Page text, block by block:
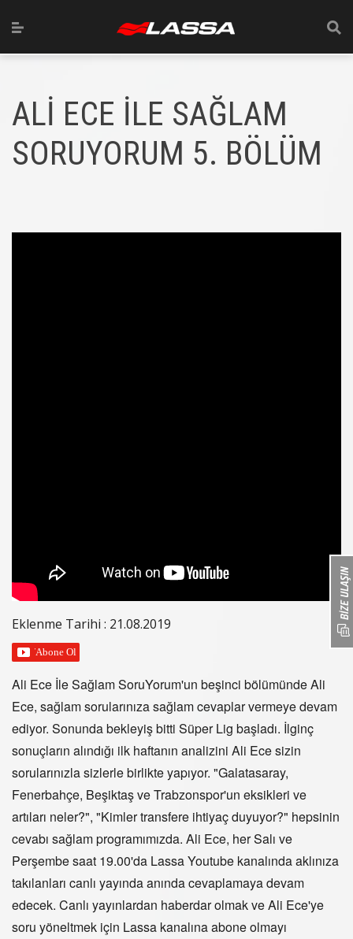
ALİ ECE İLE SAĞLAM
SORUYORUM 5. BÖLÜM
Eklenme Tarihi : 21.08.2019
Ali Ece İle Sağlam SoruYorum'un beşinci bölümünde Ali
Ece, sağlam sorularınıza sağlam cevaplar vermeye devam
ediyor. Sonunda bekleyiş bitti Süper Lig başladı. İlginç
sonuçların alındığı ilk haftanın analizini Ali Ece sizin
sorularınızla sizlerle birlikte yapıyor. "Galatasaray,
Fenerbahçe, Beşiktaş ve Trabzonspor'un eksikleri ve
artıları neler?", "Kimler transfere ihtiyaç duyuyor?" hepsinin
cevabı sağlam programımızda. Ali Ece, her Salı ve
Perşembe saat 19.00'da Lassa Youtube kanalında aklınıza
takılanları canlı yayında anında cevaplamaya devam
edecek. Canlı yayınlardan haberdar olmak ve Ali Ece'ye
soru yöneltmek için Lassa kanalına abone olmayı